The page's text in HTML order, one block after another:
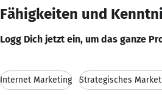
Fähigkeiten und
Logg Dich jetzt ein, um das ganze
Internet Marketing Strategisches